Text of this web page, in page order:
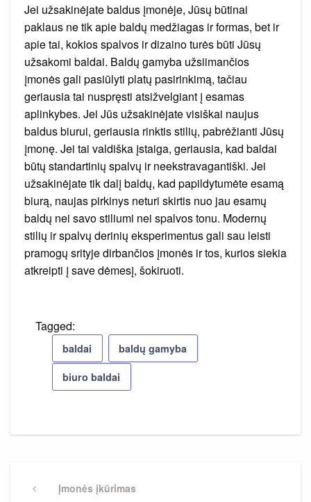
Jei užsakinėjate baldus įmonėje, Jūsų būtinai
paklaus ne tik apie baldų medžiagas ir formas, bet ir
apie tai, kokios spalvos ir dizaino turės būti Jūsų
užsakomi baldai. Baldų gamyba užsiimančios
įmonės gali pasiūlyti platų pasirinkimą, tačiau
geriausia tai nuspręsti atsižvelgiant į esamas
aplinkybes. Jei Jūs užsakinėjate visiškai naujus
baldus biurui, geriausia rinktis stilių, pabrėžianti Jūsų
įmonę. Jei tai valdiška įstaiga, geriausia, kad baldai
būtų standartinių spalvų ir neekstravagantiški. Jei
užsakinėjate tik dalį baldų, kad papildytumėte esamą
biurą, naujas pirkinys neturi skirtis nuo jau esamų
baldų nei savo stiliumi nei spalvos tonu. Modernų
stilių ir spalvų derinių eksperimentus gali sau leisti
pramogų srityje dirbančios įmonės ir tos, kurios siekia
atkreipti į save dėmesį, šokiruoti.
Tagged:
baldai baldų gamyba
biuro baldai
tarpPreviousĮmonės įkūrimas